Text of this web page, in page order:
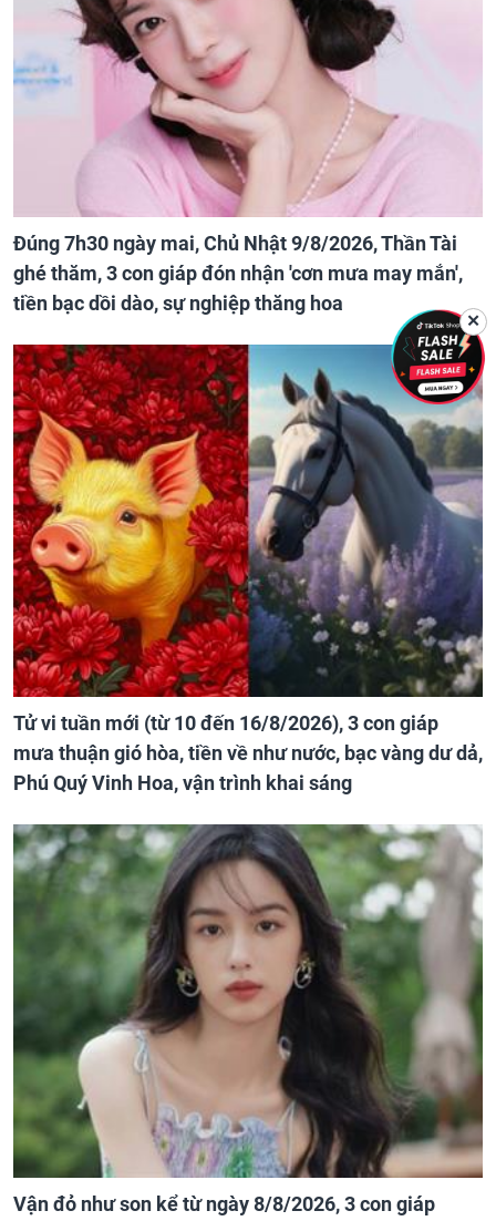
Đúng 7h30 ngày mai, Chủ Nhật 9/8/2026, Thần Tài
ghé thăm, 3 con giáp đón nhận 'cơn mưa may mắn',
tiền bạc dồi dào, sự nghiệp thăng hoa
Tử vi tuần mới (từ 10 đến 16/8/2026), 3 con giáp
mưa thuận gió hòa, tiền về như nước, bạc vàng dư dả,
Phú Quý Vinh Hoa, vận trình khai sáng
Vận đỏ như son kể từ ngày 8/8/2026, 3 con giáp
✕